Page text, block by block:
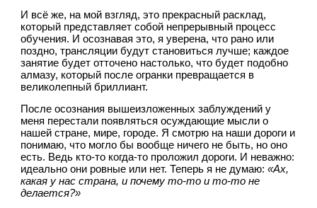
И всё же, на мой взгляд, это прекрасный расклад,
который представляет собой непрерывный процесс
обучения. И осознавая это, я уверена, что рано или
поздно, трансляции будут становиться лучше; каждое
занятие будет отточено настолько, что будет подобно
алмазу, который после огранки превращается в
великолепный бриллиант.
После осознания вышеизложенных заблуждений у
меня перестали появляться осуждающие мысли о
нашей стране, мире, городе. Я смотрю на наши дороги и
понимаю, что могло бы вообще ничего не быть, но оно
есть. Ведь кто-то когда-то проложил дороги. И неважно:
идеально они ровные или нет. Теперь я не думаю: «Ах,
какая у нас страна, и почему то-то и то-то не
делается?»